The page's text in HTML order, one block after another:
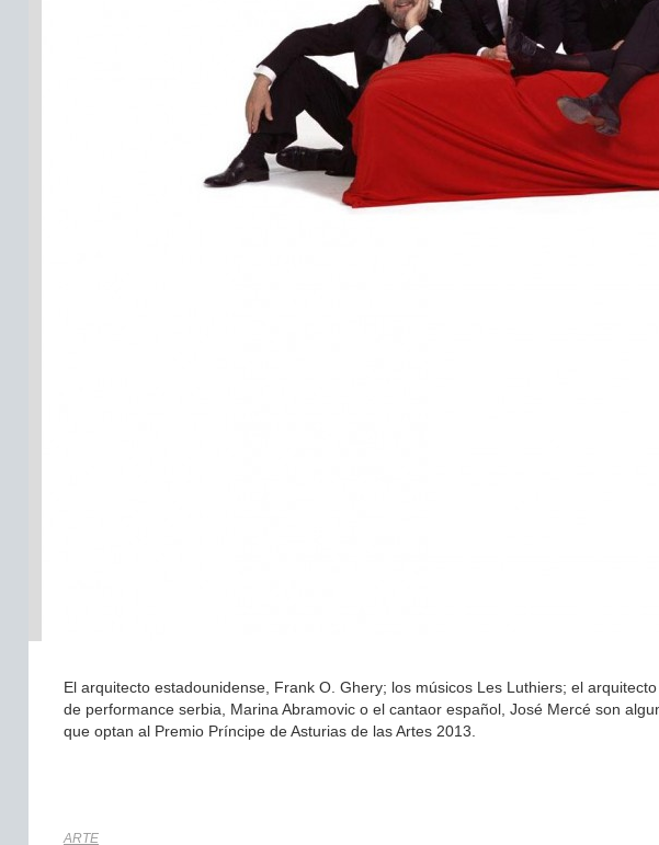
El arquitecto estadounidense, Frank O. Ghery; los músicos Les Luthiers; el
de performance serbia, Marina Abramovic o el cantaor español, José Mercé son
que optan al Premio Príncipe de Asturias de las Artes 2013.
ARTE